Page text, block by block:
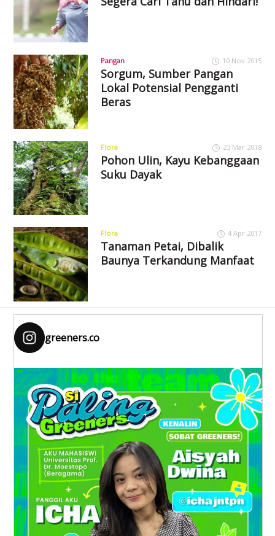
Pangan 10 Nov 2015
Sorgum, Sumber Pangan
Lokal Potensial Pengganti
Beras
Flora 23 Mar 2018
Pohon Ulin, Kayu Kebanggaan
Suku Dayak
Flora 4 Apr 2017
Tanaman Petai, Dibalik
Baunya Terkandung Manfaat
greeners.co